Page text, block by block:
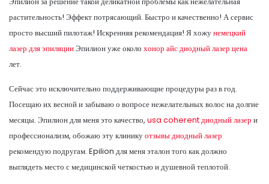
растительность! Эффект потрясающий. Быстро и качественно! А сервис
просто высший пилотаж! Искренняя рекомендация! Я хожунемецкий
лазер для эпиляцииЭпилион уже около хонор айс диодный лазер цена
лет.
Сейчас это исключительно поддерживающие процедуры раз в год.
Посещаю их весной и забываю о вопросе нежелательных волос на долгие
месяцы. Эпилион для меня это качество, usa coherent диодный лазер и
профессионализм, обожаю эту клиникуотзывы диодный лазер
рекомендую подругам. Epilion для меня эталон того как должно
выглядеть место с медицинской четкостью и душевной теплотой.